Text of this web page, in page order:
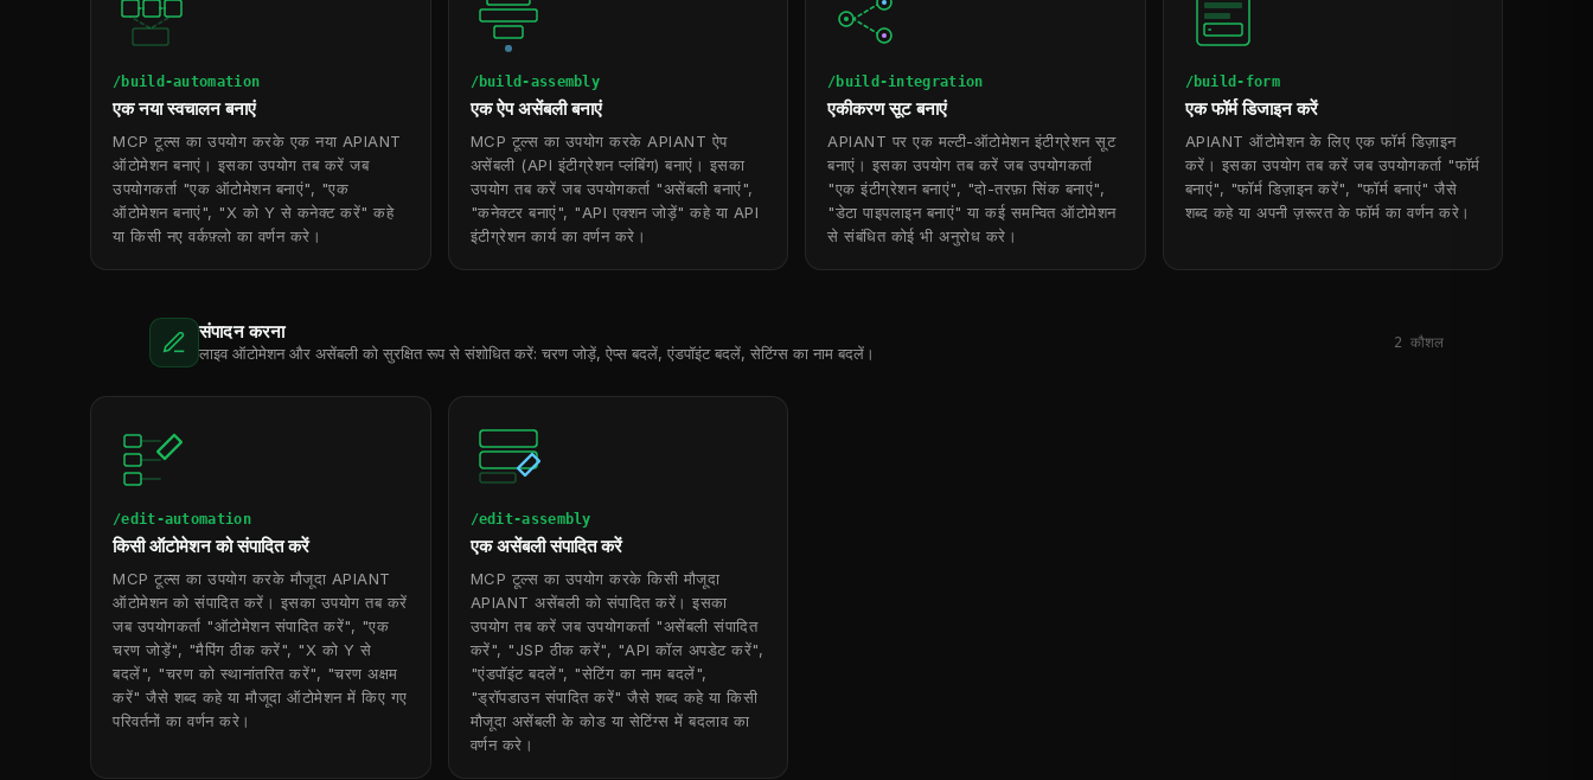
/build-automation
एक नया स्वचालन बनाएं
MCP टूल्स का उपयोग करके एक नया APIANT
ऑटोमेशन बनाएं। इसका उपयोग तब करें जब
उपयोगकर्ता "एक ऑटोमेशन बनाएं", "एक
ऑटोमेशन बनाएं", "X को Y से कनेक्ट करें" कहे
या किसी नए वर्कफ़्लो का वर्णन करे।
/build-assembly
एक ऐप असेंबली बनाएं
MCP टूल्स का उपयोग करके APIANT ऐप
असेंबली (API इंटीग्रेशन प्लंबिंग) बनाएं। इसका
उपयोग तब करें जब उपयोगकर्ता "असेंबली बनाएं",
"कनेक्टर बनाएं", "API एक्शन जोड़ें" कहे या API
इंटीग्रेशन कार्य का वर्णन करे।
/build-integration
एकीकरण सूट बनाएं
APIANT पर एक मल्टी-ऑटोमेशन इंटीग्रेशन सूट
बनाएं। इसका उपयोग तब करें जब उपयोगकर्ता
"एक इंटीग्रेशन बनाएं", "दो-तरफ़ा सिंक बनाएं",
"डेटा पाइपलाइन बनाएं" या कई समन्वित ऑटोमेशन
से संबंधित कोई भी अनुरोध करे।
/build-form
एक फॉर्म डिजाइन करें
APIANT ऑटोमेशन के लिए एक फॉर्म डिज़ाइन
करें। इसका उपयोग तब करें जब उपयोगकर्ता "फॉर्म
बनाएं", "फॉर्म डिज़ाइन करें", "फॉर्म बनाएं" जैसे
शब्द कहे या अपनी ज़रूरत के फॉर्म का वर्णन करे।
संपादन करना
लाइव ऑटोमेशन और असेंबली को सुरक्षित रूप से संशोधित करें: चरण जोड़ें, ऐप्स बदलें, एंडपॉइंट बदलें, सेटिंग्स का नाम बदलें।
2 कौशल
/edit-automation
किसी ऑटोमेशन को संपादित करें
MCP टूल्स का उपयोग करके मौजूदा APIANT
ऑटोमेशन को संपादित करें। इसका उपयोग तब करें
जब उपयोगकर्ता "ऑटोमेशन संपादित करें", "एक
चरण जोड़ें", "मैपिंग ठीक करें", "X को Y से
बदलें", "चरण को स्थानांतरित करें", "चरण अक्षम
करें" जैसे शब्द कहे या मौजूदा ऑटोमेशन में किए गए
परिवर्तनों का वर्णन करे।
/edit-assembly
एक असेंबली संपादित करें
MCP टूल्स का उपयोग करके किसी मौजूदा
APIANT असेंबली को संपादित करें। इसका
उपयोग तब करें जब उपयोगकर्ता "असेंबली संपादित
करें", "JSP ठीक करें", "API कॉल अपडेट करें",
"एंडपॉइंट बदलें", "सेटिंग का नाम बदलें",
"ड्रॉपडाउन संपादित करें" जैसे शब्द कहे या किसी
मौजूदा असेंबली के कोड या सेटिंग्स में बदलाव का
वर्णन करे।